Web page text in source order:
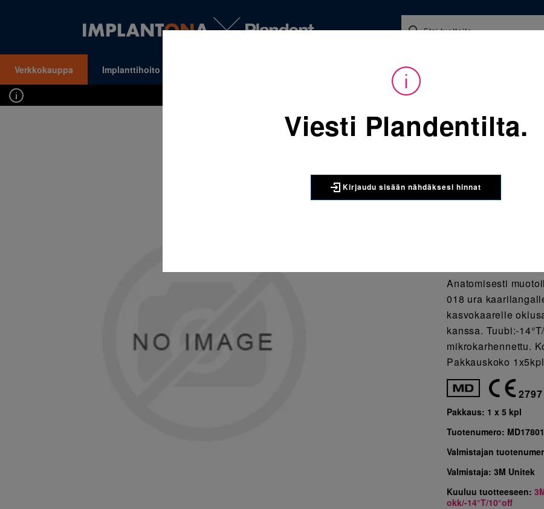
Verkkokauppa Implanttihoito Ajankohtaista
Kirjaudu sisään nähdäksesi hinnat. Tarvitsetko tunnukset verkkokauppaan?
Sijainti:Tarvikkeet /
068-889-952-164
3M UNITEK
068-889-
yläleuka
Anatomisesti
018 ura
kasvokaarelle
kanssa. Tuubi:-
mikrokarhennettu.
Pakkauskoko 1x5kpl
2797
Pakkaus: 1 x 5 kpl
Tuotenumero:
Valmistajan
Valmistaja:3M Unitek
Kuuluu tuotteeseen:
okk/-14°T/10°off
Viesti Plandentilta.
Kirjaudu sisään nähdäksesi hinnat